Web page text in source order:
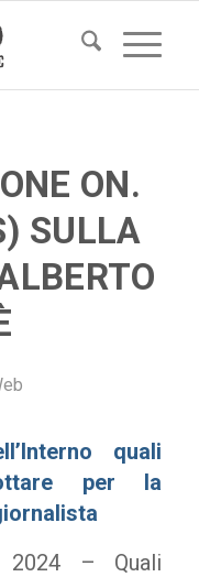
ON.
SULLA
quali
per la
2024 – Quali